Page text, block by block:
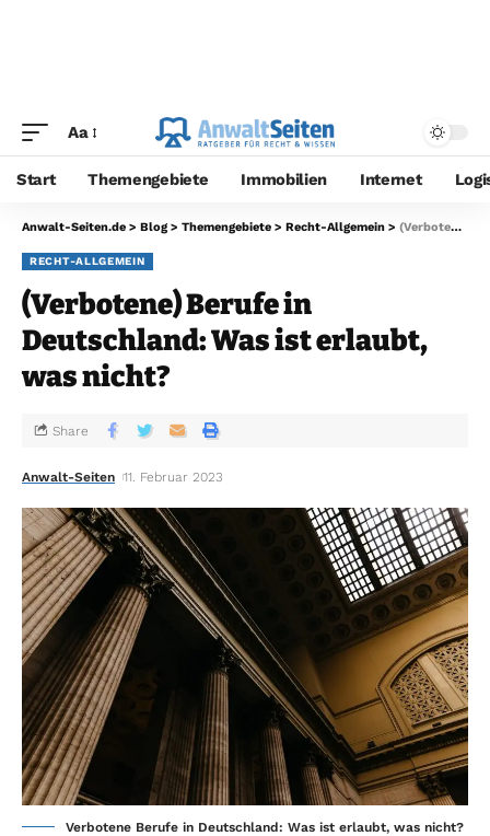
Aa
Start Themengebiete Immobilien Internet
Anwalt-Seiten.de > Blog > Themengebiete > Recht-Allgemein > (Verbotene) Berufe in Deutschland: Was ist erlaubt, was nicht?
RECHT-ALLGEMEIN
(Verbotene) Berufe in
Deutschland: Was ist erlaubt,
was nicht?
Anwalt-Seiten 11. Februar 2023
Share
Verbotene Berufe in Deutschland: Was ist erlaubt, was nicht?